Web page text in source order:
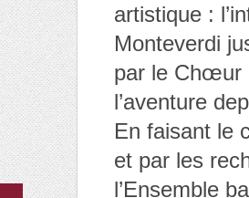
artistique :
Monteverdi
par le Chœur
l’aventure
En faisant le
et par les
l’Ensemble